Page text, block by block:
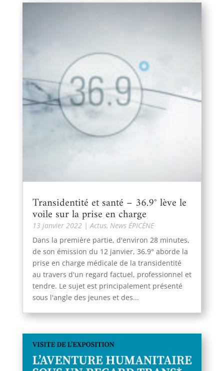
Transidentité et santé – 36.9° lève le
voile sur la prise en charge
13 janvier 2022| Actus, News ÉPICÈNE
Dans la première partie, d'environ 28 minutes,
de son émission du 12 janvier, 36.9° aborde la
prise en charge médicale de la transidentité
au travers d'un regard factuel, professionnel et
tendre. Le sujet est principalement présenté
sous l'angle des jeunes et des...